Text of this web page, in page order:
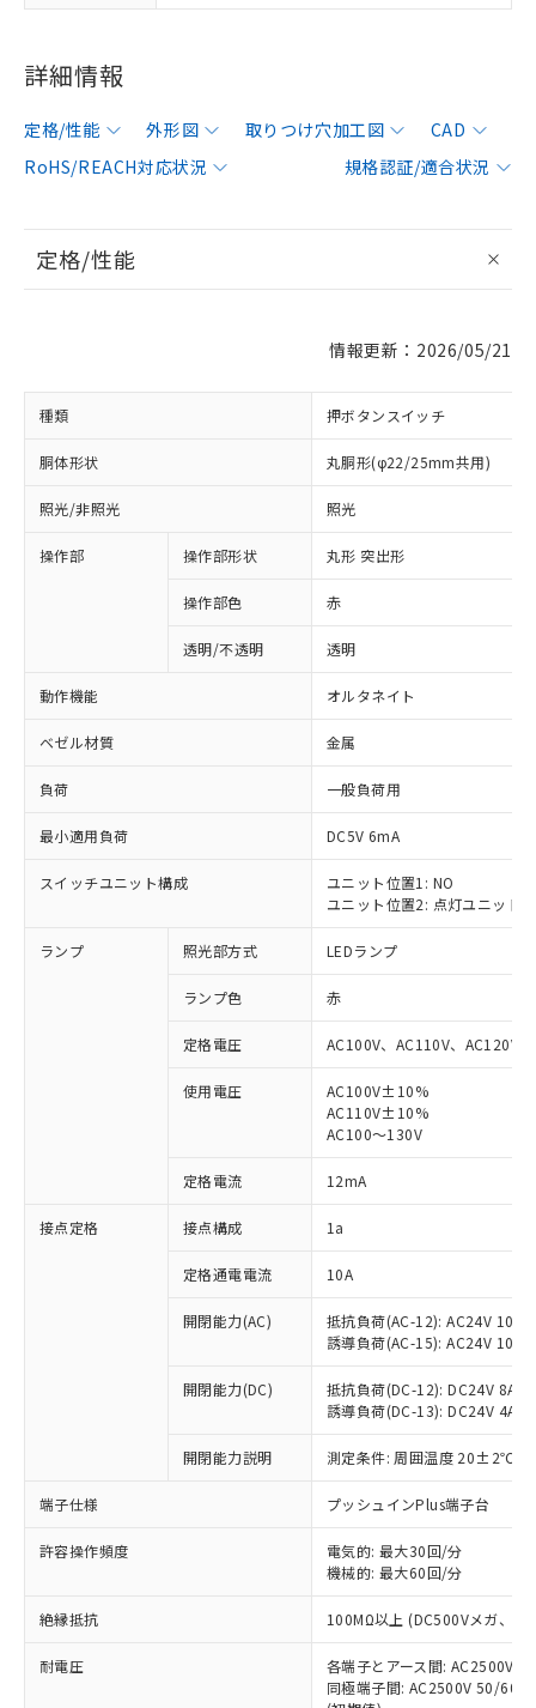
詳細情報
定格/性能 外形図 取りつけ穴加工図
CAD
RoHS/REACH対応状況
規格認証/適合状況
定格/性能
情報更新：2026/05/21
種類 押ボタンスイッチ
胴体形状 丸胴形(φ22/25mm共用)
照光/非照光 照光
操作部 操作部形状 丸形 突出形
操作部色 赤
透明/不透明 透明
動作機能 オルタネイト
ベゼル材質 金属
負荷 一般負荷用
最小適用負荷 DC5V 6mA
スイッチユニット構成
ユニット位置1: NO
ユニット位置2: 点灯ユニット
ランプ 照光部方式 LEDランプ
ランプ色 赤
定格電圧 AC100V、AC110V、AC120V
使用電圧
AC100V±10%
AC110V±10%
AC100～130V
定格電流 12mA
接点定格 接点構成 1a
定格通電電流 10A
開閉能力(AC)
抵抗負荷(AC-12): AC24V 10A/
誘導負荷(AC-15): AC24V
開閉能力(DC)
抵抗負荷(DC-12): DC24V 8A/
誘導負荷(DC-13): DC24V 4A/
開閉能力説明 測定条件: 周囲温度 20±2℃、
端子仕様 プッシュインPlus端子台
許容操作頻度
電気的: 最大30回/分
機械的: 最大60回/分
絶縁抵抗 100MΩ以上 (DC500Vメガ、点
耐電圧
各端子とアース間: AC2500V
同極端子間: AC2500V 50/
ご利用条件
以下の条件をお読みいただき、同意のうえ
本サービスは、当社制御機器事業取扱
商品の当社在庫状況および標準価格
(税抜)を提供させていただくもので
当社制御機器事業取扱商品の中には、
ことをご了承ください。
在庫状況および標準価格照会結果は、
記載している更新日時点での社内デー
タに基づき作成されるものであり、閲
覧された時点での実際の在庫および標
準価格とは異なる場合があることをご
対応済み：EU RoHS指令（10物質）の
非含有に対応した製品が提供可能な商品で
す。
対応予定：EU RoHS指令（10物質）の非含
有に対応した製品に切り替える予定のある
対応予定なし：EU RoHS指令（10物質）の
非含有に非対応の商品で、対応品を出す予
調査・確認中：EU RoHS指令（10物質）の
非含有の対応状況を調査中または確認中の
非該当品：ライセンス料など無形物で、有
害物質有無と関係のない商品です。
仕入先様の事情により、非含有部品として
いたものが、含有品と判明した場合などや
むを得ず変更することがあります。
*EU RoHS指令（10物質）：
鉛(Pb) 1000ppm以下、 水銀(Hg) 1000ppm以下、 カド
六価クロム(Cr(Ⅵ)) 1000ppm以下、ポリ臭化ビフェニル
類(PBB) 1000ppm以下、ポリ臭化ジフェニルエーテル類
「○」：最大均質材料含有率が中国RoHSの
基準値以下であることを示します。
「×」：最大均質材料含有率が中国RoHSの
基準値を超えていることを示します。
「－」：未確認です。当社販売部門へお問
*中国RoHS10物質の基準値 (GB/T26572)：
Pb(鉛) :1000ppm、 Hg(水銀) : 1000ppm、 Cd(カドミウ
Cr(Ⅵ)(六価クロム) : 1000ppm、 PBBs(ポリ臭化ビフェ
当社は、これら貴社製品のうち、外国
為替および外国貿易法に定める商品
または国外への提供する場合は、日本
国政府の輸出許可(または役務取引許
可)を取得するなどの必要な手続きを